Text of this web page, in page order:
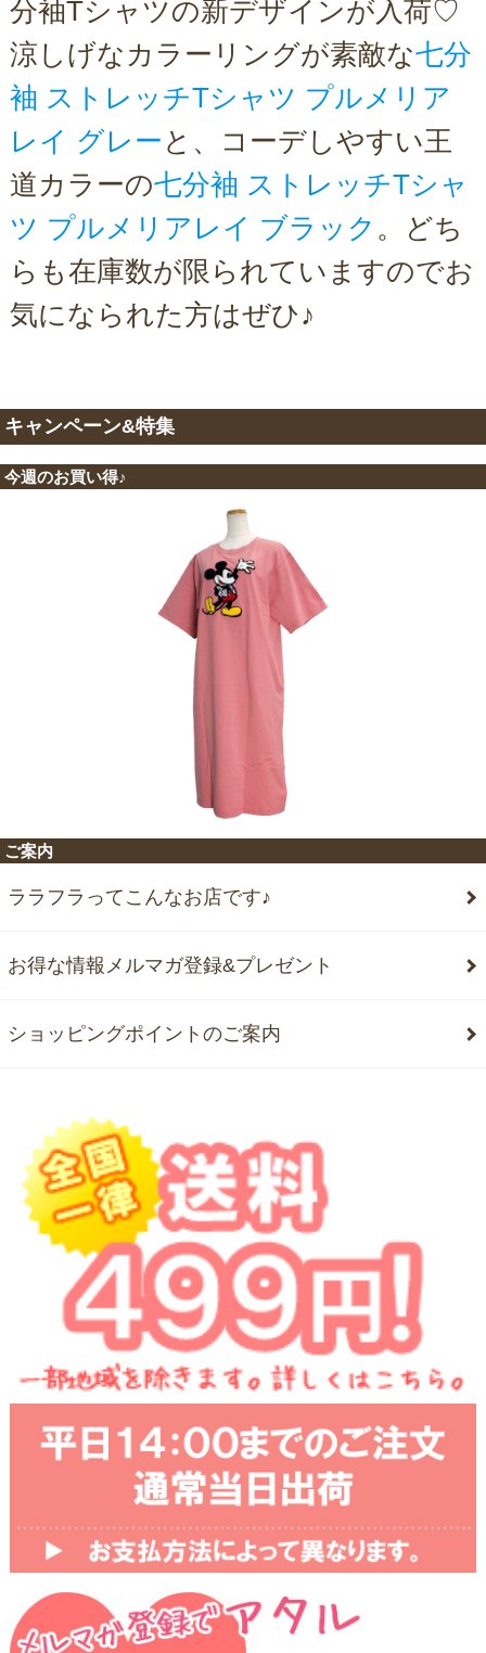
分袖Tシャツの新デザインが入荷♡
涼しげなカラーリングが素敵な七分
袖 ストレッチTシャツ プルメリア
レイ グレー と、コーデしやすい王
道カラーの七分袖 ストレッチTシャ
ツ プルメリアレイ ブラック 。どち
らも在庫数が限られていますのでお
気になられた方はぜひ♪
キャンペーン&特集
今週のお買い得♪
ご案内
ララフラってこんなお店です♪
お得な情報メルマガ登録&プレゼント
ショッピングポイントのご案内